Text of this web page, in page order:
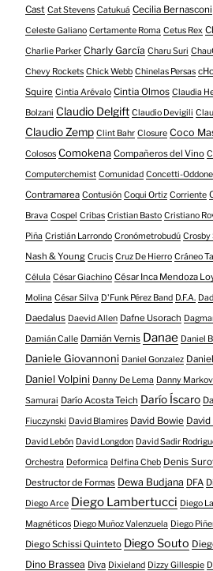
Cast Cat Stevens Catukuá Cecilia Bernasconi
Celeste Galiano Certamente Roma Cetus Rex
Charlie Parker Charly García Charu Suri
Chevy Rockets Chick Webb Chinelas Persas
Squire Cintia Arévalo Cintia Olmos Claudia
Bolzani Claudio Delgift Claudio Devigili
Claudio Zemp Clint Bahr Closure Coco
Colosos Comokena Compañeros del Vino
Computerchemist Comunidad Concetti-Oddone
Contramarea Contusión Coqui Ortiz Corriente
Brava Cospel Cribas Cristian Basto Cristiano
Piña Cristián Larrondo Cronómetrobudú Crosby
Nash & Young Crucis Cruz De Hierro Cráneo
Célula César Giachino César Inca Mendoza
Molina César Silva D'Funk Pérez Band D.F.A.
Daedalus Daevid Allen Dafne Usorach
Damián Calle Damián Vernis Danae Daniel
Daniele Giovannoni Daniel Gonzalez
Daniel Volpini Danny De Lema Danny
Samurai Darío Acosta Teich Darío Íscaro
Fiuczynski David Blamires David Bowie
David Lebón David Longdon David Sadir
Orchestra Deformica Delfina Cheb Denis
Destructor de Formas Dewa Budjana DFA
Diego Arce Diego Lambertucci Diego
Magnéticos Diego Muñoz Valenzuela Diego
Diego Schissi Quinteto Diego Souto
Dino Brassea Diva Dixieland Dizzy Gillespie